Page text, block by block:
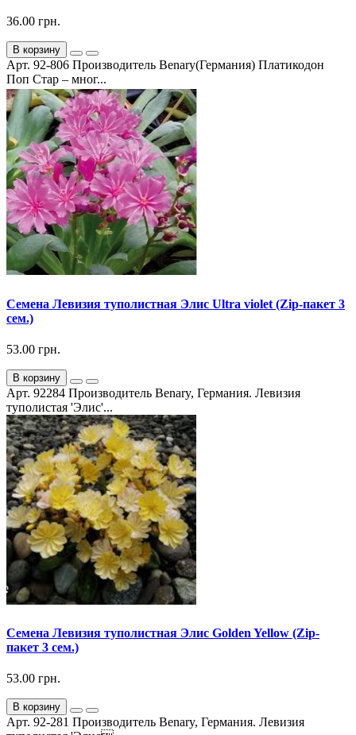
36.00 грн.
В корзину
Арт. 92-806 Производитель Benary(Германия) Платикодон
Поп Стар – мног...
Семена Левизия туполистная Элис Ultra violet (Zip-пакет 3
сем.)
53.00 грн.
В корзину
Арт. 92284 Производитель Benary, Германия. Левизия
туполистая 'Элис'...
Семена Левизия туполистная Элис Golden Yellow (Zip-
пакет 3 сем.)
53.00 грн.
В корзину
Арт. 92-281 Производитель Benary, Германия. Левизия